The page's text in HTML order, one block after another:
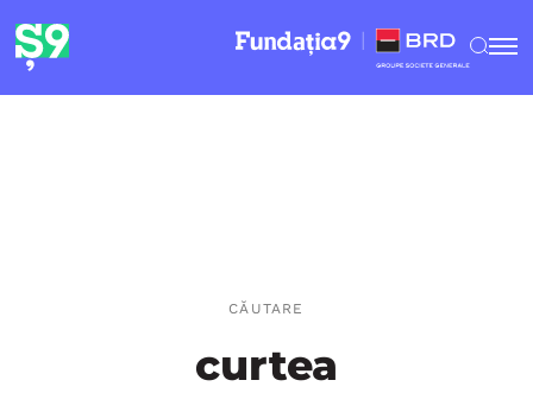
CĂUTARE
curtea